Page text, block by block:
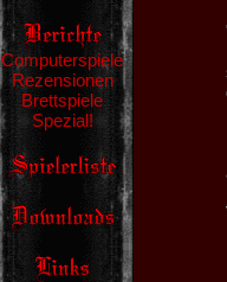
Computerspiele
Rezensionen
Brettspiele
Spezial!